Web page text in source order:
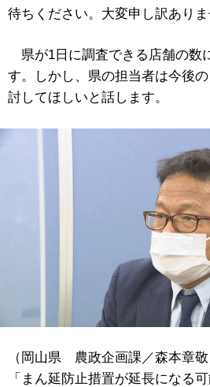
待ちください。大変申し訳ありま
県が1日に調査できる店舗の数
す。しかし、県の担当者は今後
討してほしいと話します。
（岡山県 農政企画課／森本章
「まん延防止措置が延長になる